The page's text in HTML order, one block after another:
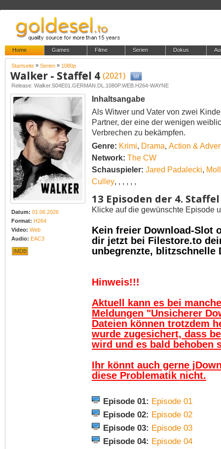
Home Games Filme Serien Dokus
Startseite » Serien » 1080p
Walker - Staffel 4 (2021)
Release: Walker.S04E01.GERMAN.DL.1080P.WEB.H264-WAYNE
Datum: 01.06.2026
Format: H264
Video: Web
Audio: EAC3
IMDB
Inhaltsangabe
Als Witwer und Vater von zwei
Partner, der eine der wenigen
Verbrechen zu bekämpfen.
Genre: Krimi, Drama, Action &
Network: The CW
Schauspieler: Jared Padalecki,
Culley, , , , , ,
13 Episoden der 4. Staffel
Klicke auf die gewünschte Episode
Kein freier Download-Slot
dir jetzt bei Filestore.to
unbegrenzte, blitzschnelle
Hinweis!!!
Aktuell kann es bei
Meldungen "Unsicherer
Dateien können trotzdem
wurde zugesichert, dass
wird und es bald behoben
Ihr könnt auch gerne
diese Problematik nicht.
Episode 01: Episode 01
Episode 02: Episode 02
Episode 03: Episode 03
Episode 04: Episode 04